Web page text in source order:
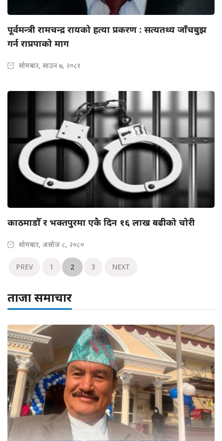
पूर्वमन्त्री रामचन्द्र रायको हत्या प्रकरण : सत्यतथ्य जाँचबुझ
गर्न राप्रपाको माग
सोमबार, साउन ७, २०८१
काठमाडौँ र भक्तपुरमा एकै दिन १६ लाख बढीको चोरी
सोमबार, असोज ८, २०८०
PREV 1 2 3 NEXT
ताजा समाचार